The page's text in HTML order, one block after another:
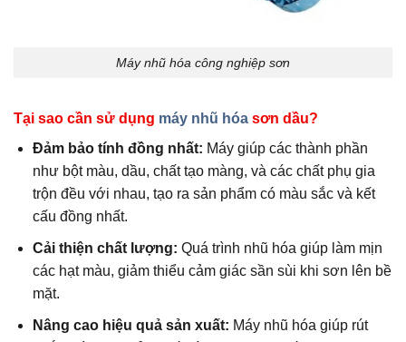
Máy nhũ hóa công nghiệp sơn
Tại sao cần sử dụng máy nhũ hóa sơn dầu?
Đảm bảo tính đồng nhất: Máy giúp các thành phần
như bột màu, dầu, chất tạo màng, và các chất phụ gia
trộn đều với nhau, tạo ra sản phẩm có màu sắc và kết
cấu đồng nhất.
Cải thiện chất lượng: Quá trình nhũ hóa giúp làm mịn
các hạt màu, giảm thiểu cảm giác sần sùi khi sơn lên bề
mặt.
Nâng cao hiệu quả sản xuất: Máy nhũ hóa giúp rút